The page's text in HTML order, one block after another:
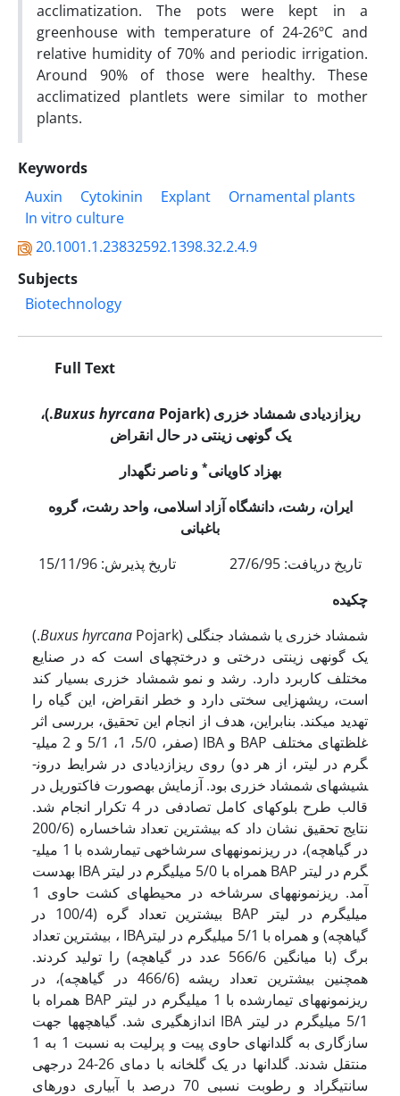
acclimatization. The pots were kept in a
greenhouse with temperature of 24-26ºC and
relative humidity of 70% and periodic irrigation.
Around 90% of those were healthy. These
acclimatized plantlets were similar to mother
plants.
Keywords
Auxin
Cytokinin Explant
Ornamental plants
In vitro culture
20.1001.1.23832592.1398.32.2.4.9
Subjects
Biotechnology
Full Text
ریزازدیادی شمشاد خزری ( Buxus hyrcanaPojark.
)،
یک گونه­ی زینتی در حال انقراض
بهزاد کاویانی* و ناصر نگهدار
ایران، رشت، دانشگاه آزاد اسلامی، واحد رشت، گروه
باغبانی
تاریخ دریافت: 27/6/95 تاریخ پذیرش: 15/11/96
چکیده
شمشاد خزری یا شمشاد جنگلی (
Buxus hyrcana
Pojark.)
یک گونه­ی زینتی درختی و درختچه­ای است که در صنایع
مختلف کاربرد دارد. رشد و نمو شمشاد خزری بسیار کند
است، ریشه­زایی سختی دارد و خطر انقراض، این گیاه را
تهدید می­کند. بنابراین، هدف از انجام این تحقیق، بررسی اثر
غلظت­های مختلف BAP و IBA (صفر، 5/0، 1، 5/1 و 2 میلی­
گرم در لیتر، از هر دو) روی ریزازدیادی در شرایط درون­
شیشه­ای شمشاد خزری بود. آزمایش به­صورت فاکتوریل در
قالب طرح بلوک­های کامل تصادفی در 4 تکرار انجام شد.
نتایج تحقیق نشان داد که بیشترین تعداد شاخساره (200/6
در گیاهچه)، در ریزنمونه­های سرشاخه­ی تیمارشده با 1 میلی­
گرم در لیتر BAP همراه با 5/0 میلی­گرم در لیتر IBA به­دست
آمد. ریزنمونه­ها­ی سرشاخه در محیط­های کشت حاوی 1
میلی­گرم در لیتر BAP بیشترین تعداد گره (100/4 در
گیاهچه) و همراه با 5/1 میلی­گرم در لیترIBA ، بیشترین تعداد
برگ (با میانگین 566/6 عدد در گیاهچه) را تولید کردند.
همچنین بیشترین تعداد ریشه (466/6 در گیاهچه)، در
ریزنمونه­های تیمارشده با 1 میلی­گرم در لیتر BAP همراه با
5/1 میلی­گرم در لیتر IBA اندازه­گیری شد. گیاهچه­ها جهت
سازگاری به گلدان­های حاوی پیت و پرلیت به نسبت 1 به 1
منتقل شدند. گلدان­ها در یک گلخانه با دمای 26-24 درجه­ی
سانتی­گراد و رطوبت نسبی 70 درصد با آبیاری دوره­ای